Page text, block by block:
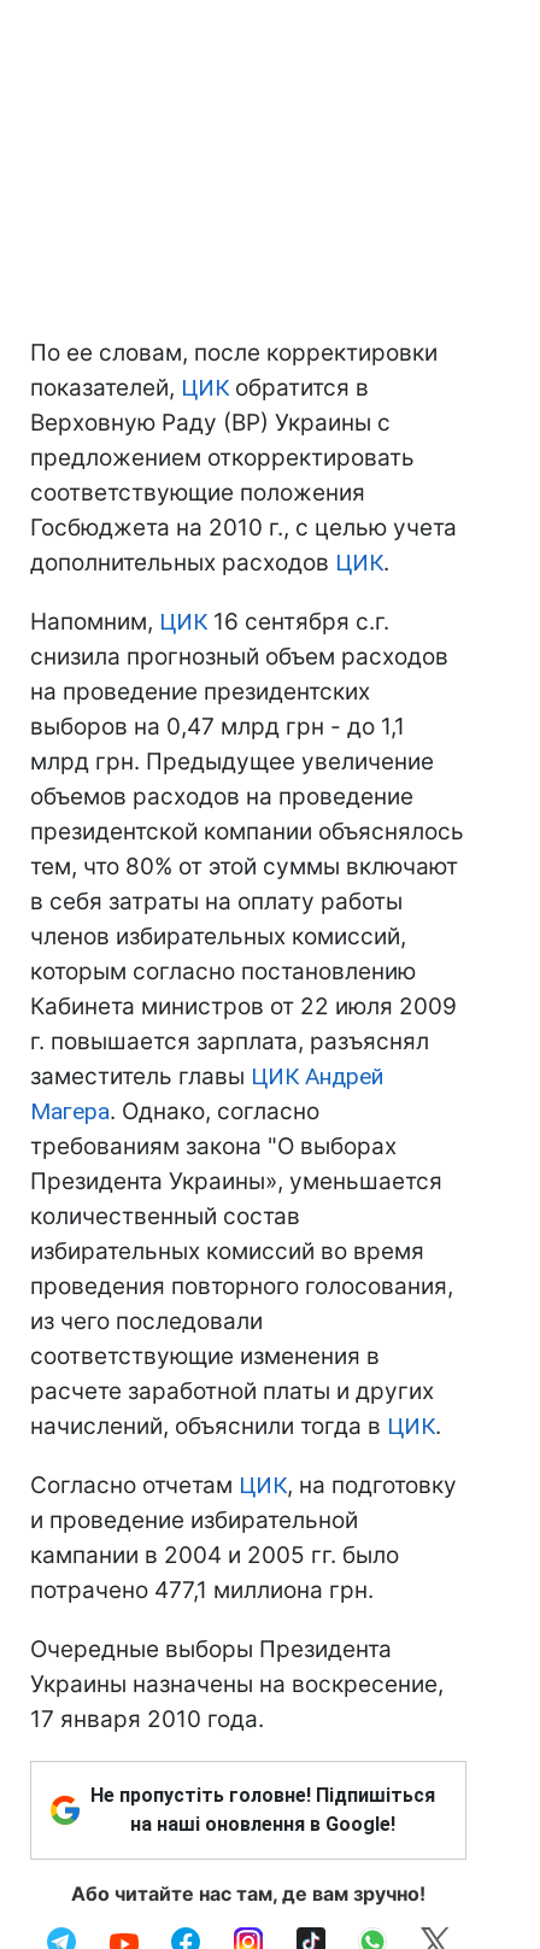
По ее словам, после корректировки
показателей, ЦИКобратится в
Верховную Раду (ВР) Украины с
предложением откорректировать
соответствующие положения
Госбюджета на 2010 г., с целью учета
дополнительных расходов ЦИК.
Напомним, ЦИК16 сентября с.г.
снизила прогнозный объем расходов
на проведение президентских
выборов на 0,47 млрд грн - до 1,1
млрд грн. Предыдущее увеличение
объемов расходов на проведение
президентской компании объяснялось
тем, что 80% от этой суммы включают
в себя затраты на оплату работы
членов избирательных комиссий,
которым согласно постановлению
Кабинета министров от 22 июля 2009
г. повышается зарплата, разъяснял
заместитель главы ЦИК Андрей
Магера. Однако, согласно
требованиям закона "О выборах
Президента Украины», уменьшается
количественный состав
избирательных комиссий во время
проведения повторного голосования,
из чего последовали
соответствующие изменения в
расчете заработной платы и других
начислений, объяснили тогда в ЦИК.
Согласно отчетам ЦИК, на подготовку
и проведение избирательной
кампании в 2004 и 2005 гг. было
потрачено 477,1 миллиона грн.
Очередные выборы Президента
Украины назначены на воскресение,
17 января 2010 года.
Не пропустіть головне! Підпишіться
на наші оновлення в Google!
Або читайте нас там, де вам зручно!